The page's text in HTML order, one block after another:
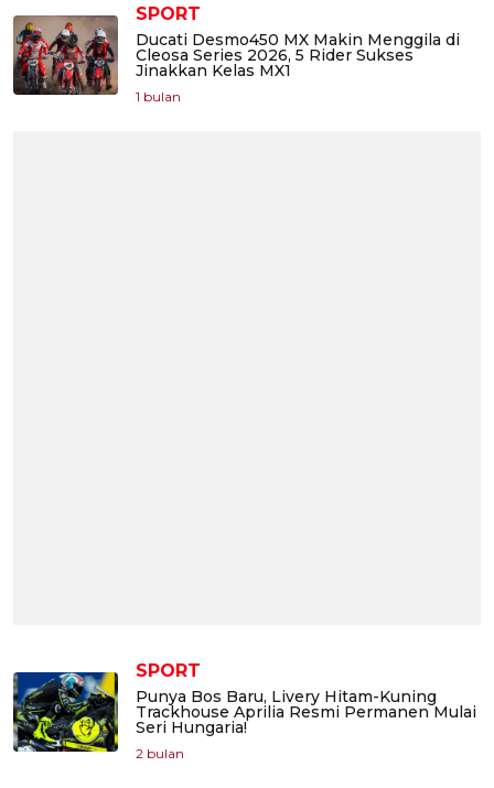
SPORT
Ducati Desmo450 MX Makin Menggila di
Cleosa Series 2026, 5 Rider Sukses
Jinakkan Kelas MX1
1 bulan
SPORT
Punya Bos Baru, Livery Hitam-Kuning
Trackhouse Aprilia Resmi Permanen Mulai
Seri Hungaria!
2 bulan